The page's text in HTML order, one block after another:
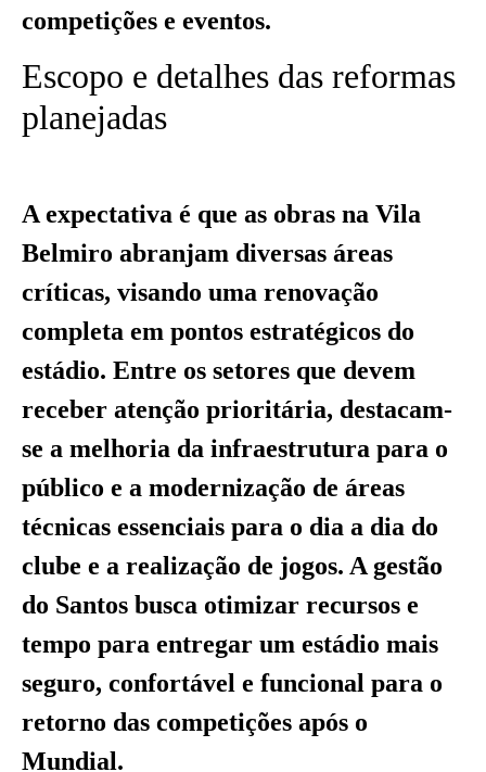
competições e eventos.
Escopo e detalhes das reformas
planejadas
A expectativa é que as obras na Vila
Belmiro abranjam diversas áreas
críticas, visando uma renovação
completa em pontos estratégicos do
estádio. Entre os setores que devem
receber atenção prioritária, destacam-
se a melhoria da infraestrutura para o
público e a modernização de áreas
técnicas essenciais para o dia a dia do
clube e a realização de jogos. A gestão
do Santos busca otimizar recursos e
tempo para entregar um estádio mais
seguro, confortável e funcional para o
retorno das competições após o
Mundial.